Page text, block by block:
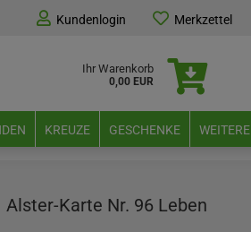
Kundenlogin Merkzettel
Ihr Warenkorb
0,00 EUR
KREUZE GESCHENKE WEITERE
Alster-Karte Nr. 96 Leben